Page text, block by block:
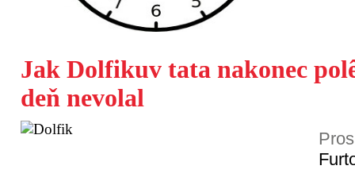
Jak Dolfikuv tata nakonec
deň nevolal